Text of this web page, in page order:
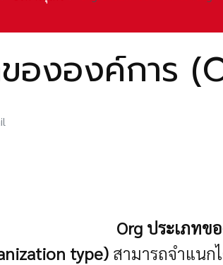
ององค์การ
Org ประเภทข
type) สามารถจำแนก